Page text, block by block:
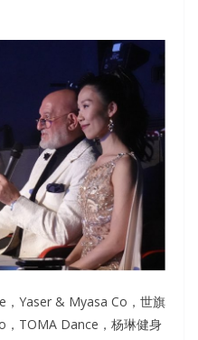
Yaser & Myasa Co，世旗
，TOMA Dance，杨琳健身